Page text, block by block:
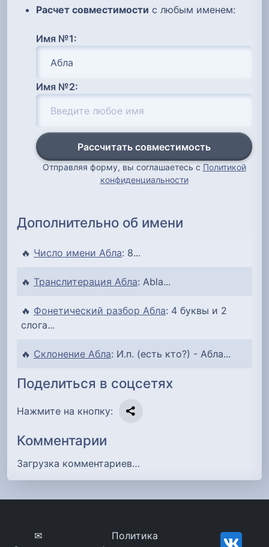
Расчет совместимости с любым именем:
Имя №1:
Имя №2:
Рассчитать совместимость
Отправляя форму, вы соглашаетесь с Политикой
конфиденциальности
Дополнительно об имени
🔥 Число имени Абла: 8...
🔥 Транслитерация Абла: Abla...
🔥 Фонетический разбор Абла: 4 буквы и 2
слога...
🔥 Склонение Абла: И.п. (есть кто?) - Абла...
Поделиться в соцсетях
Нажмите на кнопку:
Комментарии
Загрузка комментариев…
✉
Политика